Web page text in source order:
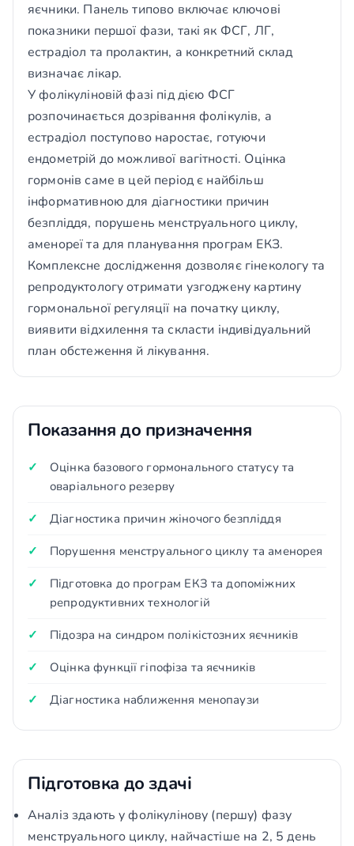
яєчники. Панель типово включає ключові
показники першої фази, такі як ФСГ, ЛГ,
естрадіол та пролактин, а конкретний склад
визначає лікар.
У фолікуліновій фазі під дією ФСГ
розпочинається дозрівання фолікулів, а
естрадіол поступово наростає, готуючи
ендометрій до можливої вагітності. Оцінка
гормонів саме в цей період є найбільш
інформативною для діагностики причин
безпліддя, порушень менструального циклу,
аменореї та для планування програм ЕКЗ.
Комплексне дослідження дозволяє гінекологу та
репродуктологу отримати узгоджену картину
гормональної регуляції на початку циклу,
виявити відхилення та скласти індивідуальний
план обстеження й лікування.
Показання до призначення
Оцінка базового гормонального статусу та
оваріального резерву
Діагностика причин жіночого безпліддя
Порушення менструального циклу та аменорея
Підготовка до програм ЕКЗ та допоміжних
репродуктивних технологій
Підозра на синдром полікістозних яєчників
Оцінка функції гіпофіза та яєчників
Діагностика наближення менопаузи
Підготовка до здачі
Аналіз здають у фолікулінову (першу) фазу
менструального циклу, найчастіше на 2, 5 день